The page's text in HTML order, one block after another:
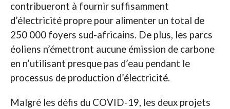
contribueront à fournir suffisamment
d’électricité propre pour alimenter un total de
250 000 foyers sud-africains. De plus, les parcs
éoliens n’émettront aucune émission de carbone
en n’utilisant presque pas d’eau pendant le
processus de production d’électricité.
Malgré les défis du COVID-19, les deux projets